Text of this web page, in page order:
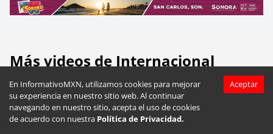
En InformativoMXN, utilizamos cookies para mejorar
su experiencia en nuestro sitio web. Al continuar
navegando en nuestro sitio, acepta el uso de cookies
de acuerdo con nuestra Política de Privacidad.
Aceptar
Más videos de Internacional